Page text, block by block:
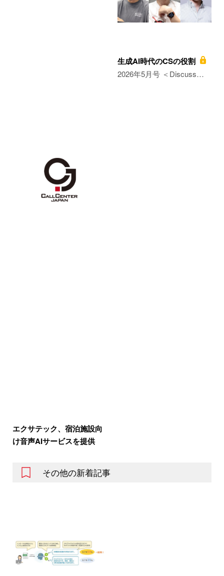
エクサテック、宿泊施設向
け音声AIサービスを提供
生成AI時代のCSの役割
2026年5月号 ＜Discuss…
その他の新着記事